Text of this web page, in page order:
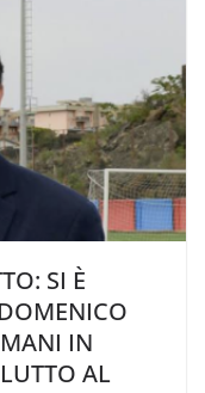
SI È
IN
AL